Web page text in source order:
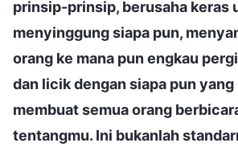
prinsip-prinsip, berusaha keras
menyinggung siapa pun,
orang ke mana pun engkau
dan licik dengan siapa pun yang
membuat semua orang
tentangmu. Ini bukanlah